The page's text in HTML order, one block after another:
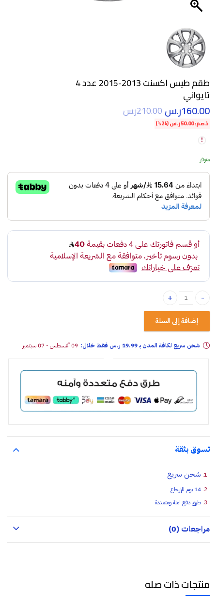
طقم طيس اكسنت 2013-2015 عدد 4
تايواني
160.00ر.س210.00ر.س
خصم:50.00ر.س(24%)
متوفر
طقم طيس اكسنت 2013-2015 عدد 4 تايواني quantity
إضافة إلى السلة
شحن سريع لكافة المدن بـ 19.99 ر.س فقـط خلال: 09 أغسطس - 07 سبتمبر
تسوق بثقة
شحن سريع
14 يوم للإرجاع
طرق دفع امنة ومتعددة
مراجعات (0)
منتجات ذات صله